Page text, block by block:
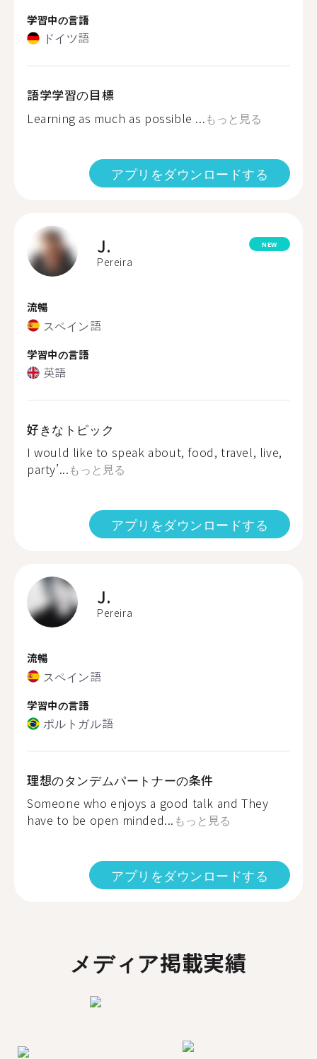
学習中の言語
ドイツ語
語学学習の目標
Learning as much as possible ...もっと見る
アプリをダウンロードする
J.
Pereira
NEW
流暢
スペイン語
学習中の言語
英語
好きなトピック
I would like to speak about, food, travel, live,
party’...もっと見る
アプリをダウンロードする
J.
Pereira
流暢
スペイン語
学習中の言語
ポルトガル語
理想のタンデムパートナーの条件
Someone who enjoys a good talk and They
have to be open minded... もっと見る
アプリをダウンロードする
メディア掲載実績